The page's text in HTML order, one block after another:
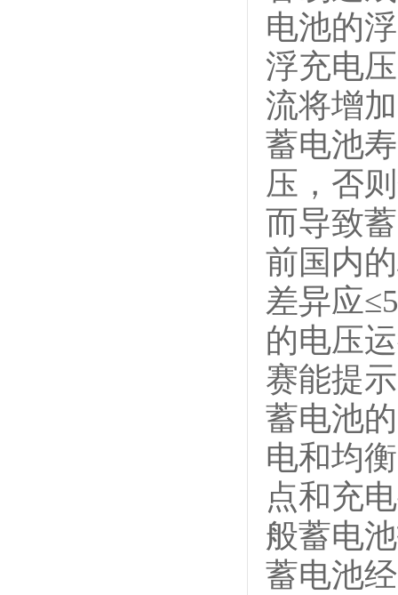
电池的
浮充电
流将增
蓄电池
压，否
而导致
前国内
差异应
的电压
赛能提
蓄电池
电和均
点和充
般蓄电
蓄电池